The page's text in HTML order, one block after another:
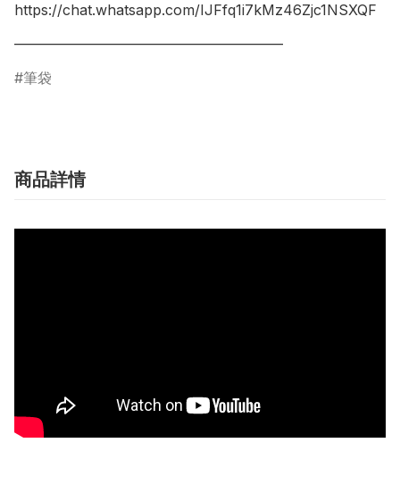
https://chat.whatsapp.com/IJFfq1i7kMz46Zjc1NSXQF
筆袋
商品詳情